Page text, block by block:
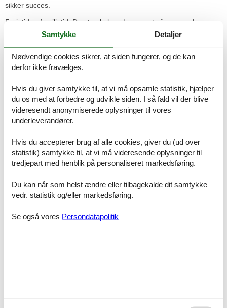
sikker succes.
Ferietid er familietid. Den travle hverdag er sat på pause, der er
ingen, der har travlt, og I har masser af tid til at være sammen.
Uden for jeres hyggeligt indrettede sommerhus venter der jer
præcis de oplevelser og aktiviteter, I kunne tænke jer.
Den mængde sommerhuse, du kan vælge mellem, har meget stor
finde præcis det sommerhus, der matcher familiens ønsker. Hvad
det punkt angår, får du de bedste muligheder her på hjemmesiden,
fordi vi altid giver dig det største udvalg.
Når du har fundet det sommerhus, du helst vil have, giver det ingen
alt på plads til en uforglemmelig ferie.
Ferieoplevelserne venter - se hvad I
Er man vild med Fyn, bliver man endnu mere vild med Kerteminde.
Ferieparadiset ligger smukt lige ud til Storebælt.
Når man holder ferie i Kerteminde, kan det anbefales at tage en tur
Samtykke Detaljer
Nødvendige cookies sikrer, at siden fungerer, og de kan
derfor ikke fravælges.
Hvis du giver samtykke til, at vi må opsamle statistik, hjælper
du os med at forbedre og udvikle siden. I så fald vil der blive
videresendt anonymiserede oplysninger til vores
underleverandører.
Hvis du accepterer brug af alle cookies, giver du (ud over
statistik) samtykke til, at vi må videresende oplysninger til
tredjepart med henblik på personaliseret markedsføring.
Du kan når som helst ændre eller tilbagekalde dit samtykke
vedr. statistik og/eller markedsføring.
Se også vores Persondatapolitik